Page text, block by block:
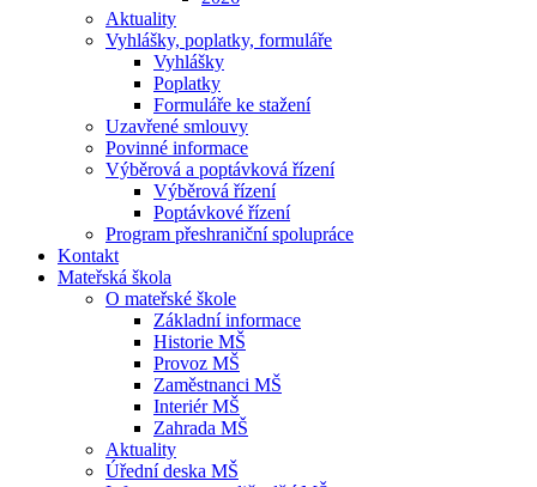
Aktuality
Vyhlášky, poplatky, formuláře
Vyhlášky
Poplatky
Formuláře ke stažení
Uzavřené smlouvy
Povinné informace
Výběrová a poptávková řízení
Výběrová řízení
Poptávkové řízení
Program přeshraniční spolupráce
Kontakt
Mateřská škola
O mateřské škole
Základní informace
Historie MŠ
Provoz MŠ
Zaměstnanci MŠ
Interiér MŠ
Zahrada MŠ
Aktuality
Úřední deska MŠ